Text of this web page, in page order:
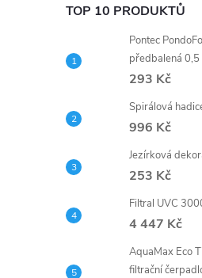
TOP 10 PRODUKTŮ
Pontec
předbalená
293 Kč
Spirálová
996 Kč
Jezírková
253 Kč
Filtral UVC
4 447 Kč
AquaMax Eco
filtrační